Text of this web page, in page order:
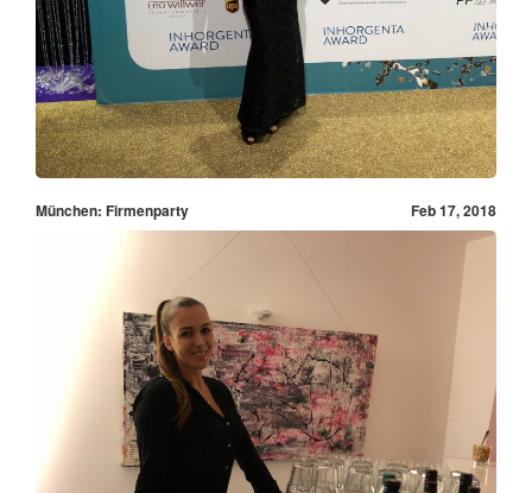
München: Firmenparty Feb 17, 2018